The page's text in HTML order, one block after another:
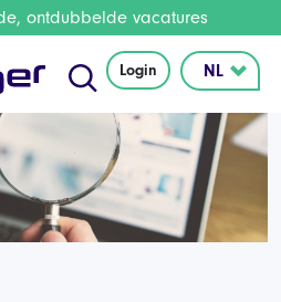
ontdubbelde vacatures
Login